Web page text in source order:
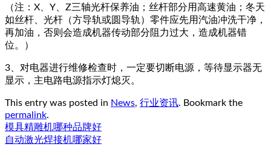
（注：X、Y、Z三轴光杆保养油；丝杆部分用高速黄油；冬天
如丝杆、光杆（方导轨或圆导轨）零件应先用汽油冲洗干净，
再加油，否则会造成机器传动部分阻力过大，造成机器错
位。）
3、对电器进行维修检查时，一定要切断电源，等待显示器无
显示，主电路电源指示灯熄灭。
This entry was posted in News, 行业资讯. Bookmark the
permalink.
模具精雕机哪种品牌好
自动激光焊接机哪家好